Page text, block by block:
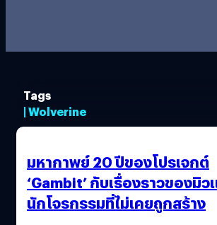
Tags
| Wolverine
มหากาพย์ 20 ปีของโปรเจกต์
‘Gambit’ กับเรื่องราวของมิ
นักโจรกรรมที่ไม่เคยถูกสร้าง